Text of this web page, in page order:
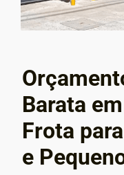
Barata
Frota
e